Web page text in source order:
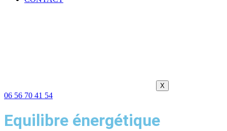
X
06 56 70 41 54
Equilibre énergétique